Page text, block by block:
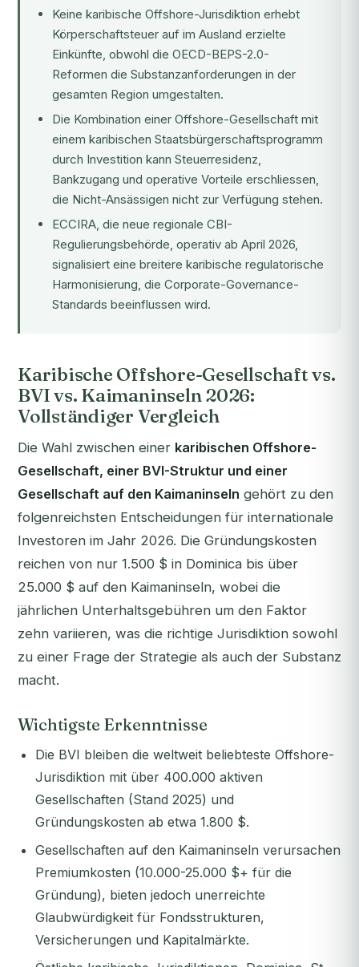
Keine karibische Offshore-Jurisdiktion erhebt
Körperschaftsteuer auf im Ausland erzielte
Einkünfte, obwohl die OECD-BEPS-2.0-
Reformen die Substanzanforderungen in der
gesamten Region umgestalten.
Die Kombination einer Offshore-Gesellschaft mit
einem karibischen Staatsbürgerschaftsprogramm
durch Investition kann Steuerresidenz,
Bankzugang und operative Vorteile erschliessen,
die Nicht-Ansässigen nicht zur Verfügung stehen.
ECCIRA, die neue regionale CBI-
Regulierungsbehörde, operativ ab April 2026,
signalisiert eine breitere karibische regulatorische
Harmonisierung, die Corporate-Governance-
Standards beeinflussen wird.
Karibische Offshore-Gesellschaft vs.
BVI vs. Kaimaninseln 2026:
Vollständiger Vergleich
Die Wahl zwischen einer karibischen Offshore-
Gesellschaft, einer BVI-Struktur und einer
Gesellschaft auf den Kaimaninseln gehört zu den
folgenreichsten Entscheidungen für internationale
Investoren im Jahr 2026. Die Gründungskosten
reichen von nur 1.500 $ in Dominica bis über
25.000 $ auf den Kaimaninseln, wobei die
jährlichen Unterhaltsgebühren um den Faktor
zehn variieren, was die richtige Jurisdiktion sowohl
zu einer Frage der Strategie als auch der Substanz
macht.
Wichtigste Erkenntnisse
Die BVI bleiben die weltweit beliebteste Offshore-
Jurisdiktion mit über 400.000 aktiven
Gesellschaften (Stand 2025) und
Gründungskosten ab etwa 1.800 $.
Gesellschaften auf den Kaimaninseln verursachen
Premiumkosten (10.000-25.000 $+ für die
Gründung), bieten jedoch unerreichte
Glaubwürdigkeit für Fondsstrukturen,
Versicherungen und Kapitalmärkte.